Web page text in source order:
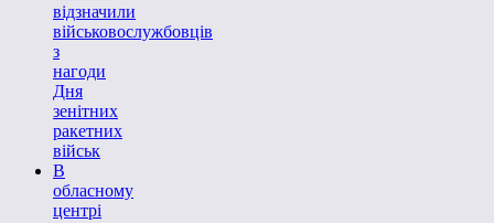
відзначили
військовослужбовців
з
нагоди
Дня
зенітних
ракетних
військ
В
обласному
центрі